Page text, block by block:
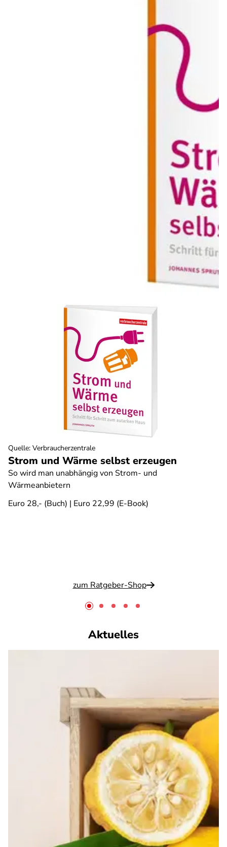
Strom und Wärme selbst erzeugen
So wird man unabhängig von Strom- und
Wärmeanbietern
Euro 28,- (Buch) | Euro 22,99 (E-Book)
zum Ratgeber-Shop
Quelle: Verbraucherzentrale
Aktuelles